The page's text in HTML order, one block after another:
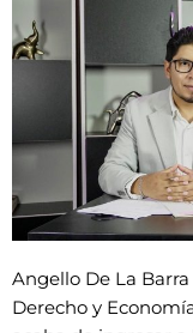
Angello De La
Derecho y